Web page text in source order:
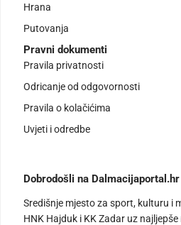
Hrana
Putovanja
Pravni dokumenti
Pravila privatnosti
Odricanje od odgovornosti
Pravila o kolačićima
Uvjeti i odredbe
Dobrodošli na Dalmacijaportal.hr
Središnje mjesto za sport, kulturu i
HNK Hajduk i KK Zadar uz